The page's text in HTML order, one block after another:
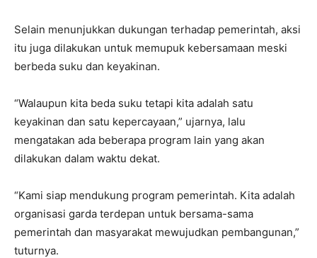
Selain menunjukkan dukungan terhadap pemerintah, aksi
itu juga dilakukan untuk memupuk kebersamaan meski
berbeda suku dan keyakinan.
“Walaupun kita beda suku tetapi kita adalah satu
keyakinan dan satu kepercayaan,” ujarnya, lalu
mengatakan ada beberapa program lain yang akan
dilakukan dalam waktu dekat.
“Kami siap mendukung program pemerintah. Kita adalah
organisasi garda terdepan untuk bersama-sama
pemerintah dan masyarakat mewujudkan pembangunan,”
tuturnya.